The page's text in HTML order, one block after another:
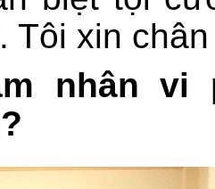
Tôi xin
nhân